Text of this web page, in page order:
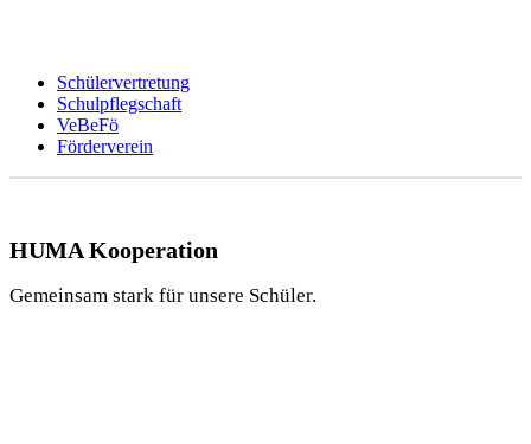
Schülervertretung
Schulpflegschaft
VeBeFö
Förderverein
HUMA Kooperation
Gemeinsam stark für unsere Schüler.